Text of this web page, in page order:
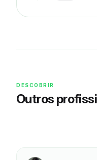
DESCOBRIR
Outros